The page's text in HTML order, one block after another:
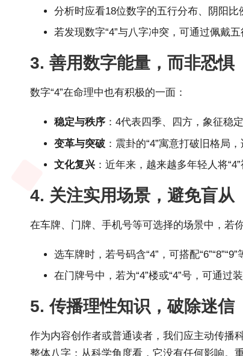
分析时应看18位数字的五行分布、阴阳比
若发现数字“4”与八字冲突，可通过佩戴
3. 善用数字能量，而非恐惧
数字“4”在命理中也有积极的一面：
稳定与秩序 ：4代表四季、四方，象征稳定
变革与突破 ：震卦的“4”寓意打破旧格局
文化复兴 ：近年来，越来越多年轻人将
4. 关注实用场景，避免盲从
在车牌、门牌、手机号等可选择的场景中，若
选车牌时，若号码含“4”，可搭配
在门牌号中，若为“4”楼或“4”号，可通过
5. 传播理性知识，破除迷信
作为内容创作者或普通读者，我们应主动传播
整体八字；从科学角度看，它没有任何影响。